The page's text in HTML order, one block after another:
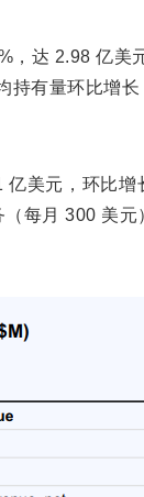
，达 2.98 亿
有量环比增长
亿美元，环比
每月 300 美元